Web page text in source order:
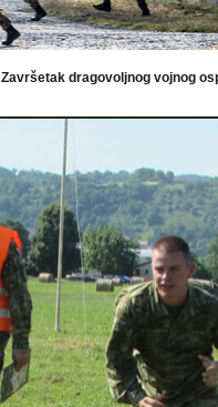
Završetak dragovoljnog vojnog